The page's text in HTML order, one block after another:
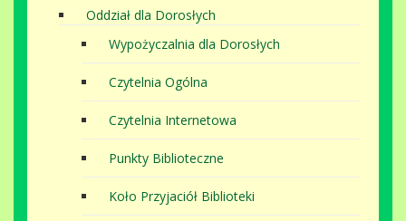
Oddział dla Dorosłych
Wypożyczalnia dla Dorosłych
Czytelnia Ogólna
Czytelnia Internetowa
Punkty Biblioteczne
Koło Przyjaciół Biblioteki